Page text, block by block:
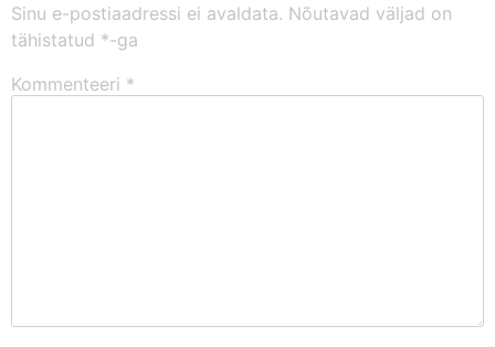
Sinu e-postiaadressi ei avaldata. Nõutavad väljad on
tähistatud *-ga
Kommenteeri *